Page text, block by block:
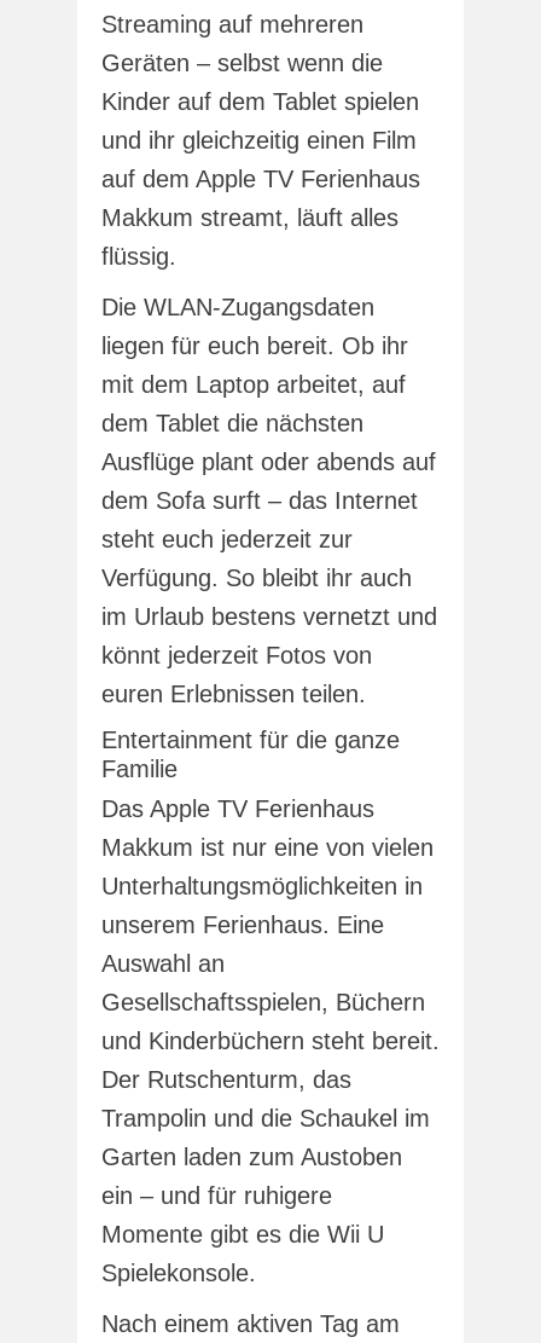
Streaming auf mehreren
Geräten – selbst wenn die
Kinder auf dem Tablet spielen
und ihr gleichzeitig einen Film
auf dem Apple TV Ferienhaus
Makkum streamt, läuft alles
flüssig.
Die WLAN-Zugangsdaten
liegen für euch bereit. Ob ihr
mit dem Laptop arbeitet, auf
dem Tablet die nächsten
Ausflüge plant oder abends auf
dem Sofa surft – das Internet
steht euch jederzeit zur
Verfügung. So bleibt ihr auch
im Urlaub bestens vernetzt und
könnt jederzeit Fotos von
euren Erlebnissen teilen.
Entertainment für die ganze
Familie
Das Apple TV Ferienhaus
Makkum ist nur eine von vielen
Unterhaltungsmöglichkeiten in
unserem Ferienhaus. Eine
Auswahl an
Gesellschaftsspielen, Büchern
und Kinderbüchern steht bereit.
Der Rutschenturm, das
Trampolin und die Schaukel im
Garten laden zum Austoben
ein – und für ruhigere
Momente gibt es die Wii U
Spielekonsole.
Nach einem aktiven Tag am